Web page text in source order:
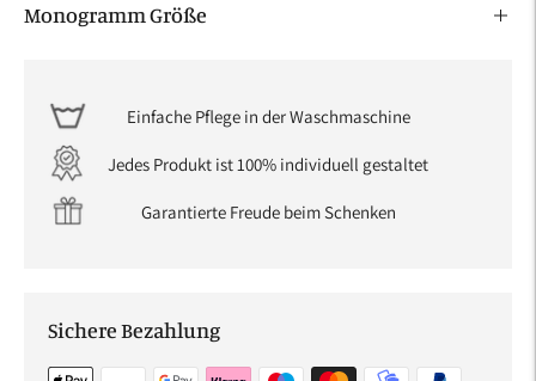
Monogramm Größe
Einfache Pflege in der Waschmaschine
Jedes Produkt ist 100% individuell gestaltet
Garantierte Freude beim Schenken
Sichere Bezahlung